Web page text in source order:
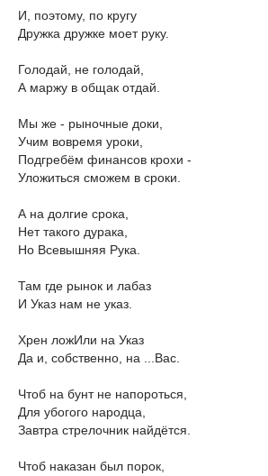
И, поэтому, по кругу
Дружка дружке моет руку.
Голодай, не голодай,
А маржу в общак отдай.
Мы же - рыночные доки,
Учим вовремя уроки,
Подгребём финансов крохи -
Уложиться сможем в сроки.
А на долгие срока,
Нет такого дурака,
Но Всевышняя Рука.
Там где рынок и лабаз
И Указ нам не указ.
Хрен ложИли на Указ
Да и, собственно, на ...Вас.
Чтоб на бунт не напороться,
Для убогого народца,
Завтра стрелочник найдётся.
Чтоб наказан был порок,